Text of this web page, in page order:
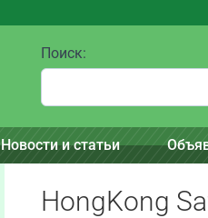
Поиск:
Новости и статьи
HongKong